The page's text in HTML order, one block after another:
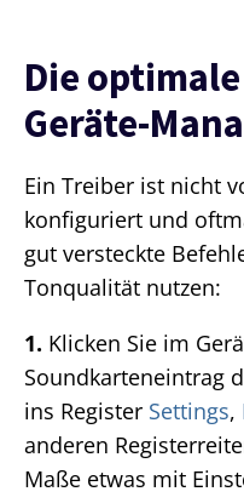
Die
Geräte-
Ein Treiber ist nicht
konfiguriert und
gut versteckte
Tonqualität nutzen:
1. Klicken Sie im
Soundkarteneintrag
ins Register Settings,
anderen
Maße etwas mit